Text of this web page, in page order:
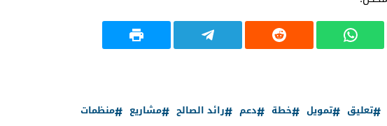
تعليق تمويل خطة دعم رائد الصالح مشاريع
منظمات